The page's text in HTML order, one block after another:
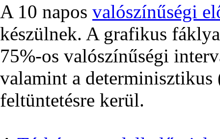
A 10 napos valószínűségi
készülnek. A grafikus
75%-os valószínűségi
valamint a
feltüntetésre kerül.